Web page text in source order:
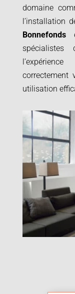
domaine
l’installation
Bonnefonds
utilisation